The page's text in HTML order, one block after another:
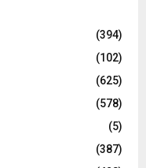
(394)
(102)
(625)
(578)
(5)
(387)